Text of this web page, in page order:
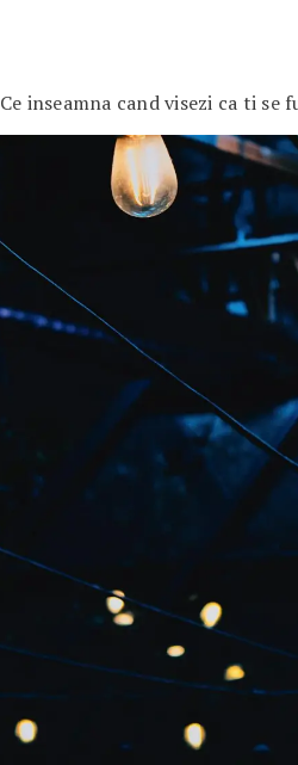
Ce inseamna cand visezi ca ti se